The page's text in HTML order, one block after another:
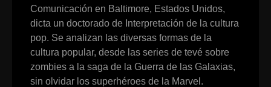
Comunicación en Baltimore, Estados Unidos,
dicta un doctorado de Interpretación de la cultura
pop. Se analizan las diversas formas de la
cultura popular, desde las series de tevé sobre
zombies a la saga de la Guerra de las Galaxias,
sin olvidar los superhéroes de la Marvel.